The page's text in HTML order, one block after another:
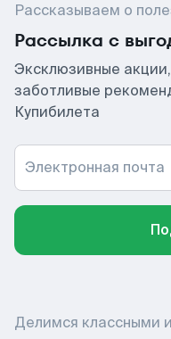
Рассказываем о
Рассылка с
Эксклюзивные
заботливые
Купибилета
Электронная почта
Делимся классными